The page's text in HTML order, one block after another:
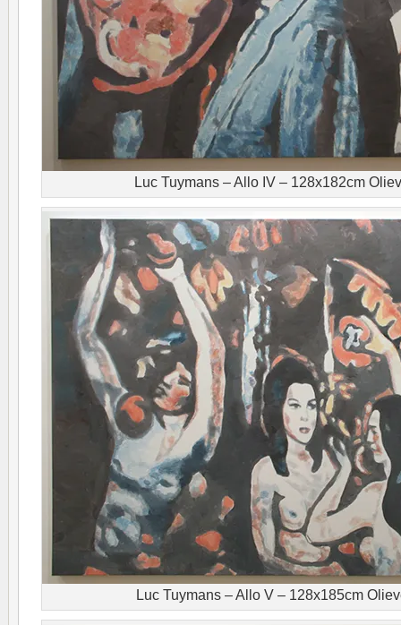
Luc Tuymans – Allo IV – 128x182cm
Luc Tuymans – Allo V – 128x185cm